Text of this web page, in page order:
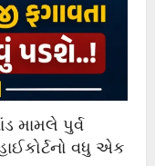
મામલે પુર્વ
વધુ એક